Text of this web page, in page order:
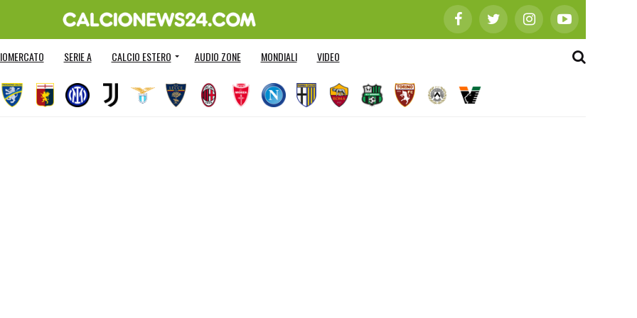
SERIE A CALCIO ESTERO AUDIO ZONE MONDIALI VIDEO